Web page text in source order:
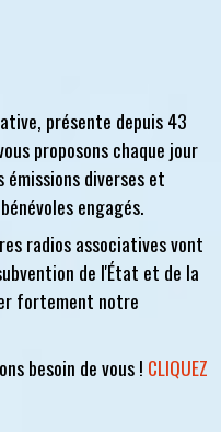
présente depuis 43
proposons chaque jour
diverses et
engagés.
radios associatives vont
de l'État et de la
fortement notre
besoin de vous ! CLIQUEZ